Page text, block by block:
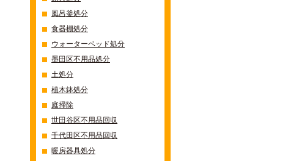
風呂釜処分
食器棚処分
ウォーターベッド処分
墨田区不用品処分
土処分
植木鉢処分
庭掃除
世田谷区不用品回収
千代田区不用品回収
暖房器具処分